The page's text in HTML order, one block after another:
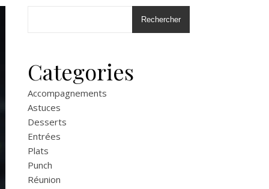
Rechercher
Categories
Accompagnements
Astuces
Desserts
Entrées
Plats
Punch
Réunion